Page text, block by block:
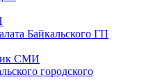
Байкальского ГП
СМИ
городского